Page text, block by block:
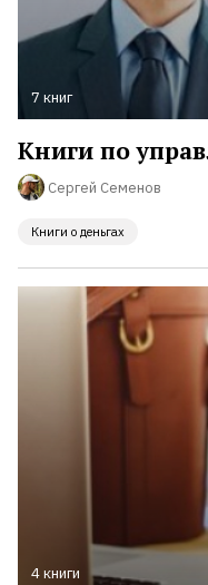
7 книг
Книги по
Сергей Семенов
Книги о деньгах
4 книги